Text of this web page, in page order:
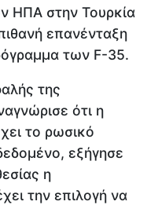
ΗΠΑ στην Τουρκία
επανένταξη
των F-35.
της
ότι η
το ρωσικό
εξήγησε
η
την επιλογή να